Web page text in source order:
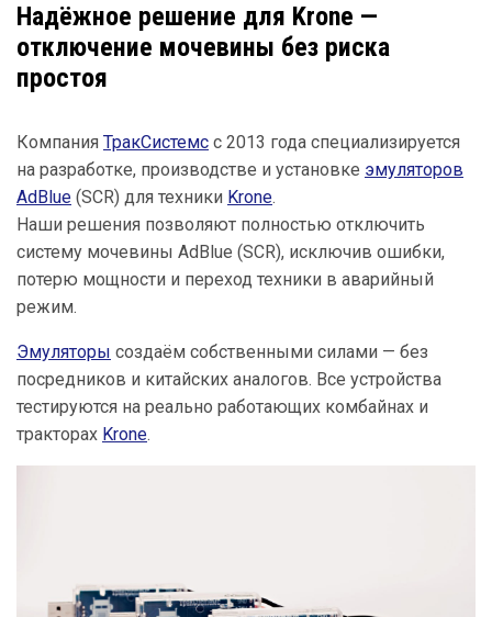
Надёжное решение для Krone —
отключение мочевины без риска
простоя
Компания ТракСистемс с 2013 года специализируется
на разработке, производстве и установке эмуляторов
AdBlue (SCR) для техники Krone.
Наши решения позволяют полностью отключить
систему мочевины AdBlue (SCR), исключив ошибки,
потерю мощности и переход техники в аварийный
режим.
Эмуляторы создаём собственными силами — без
посредников и китайских аналогов. Все устройства
тестируются на реально работающих комбайнах и
тракторах Krone.